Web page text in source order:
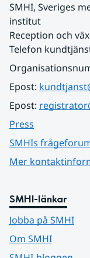
SMHI, Sveriges
institut
Reception och
Telefon
Epost:
Epost:
Press
SMHIs
Mer
SMHI-länkar
Jobba på SMHI
Om SMHI